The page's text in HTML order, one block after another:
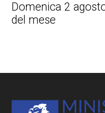
Domenica 2
del mese
navigation